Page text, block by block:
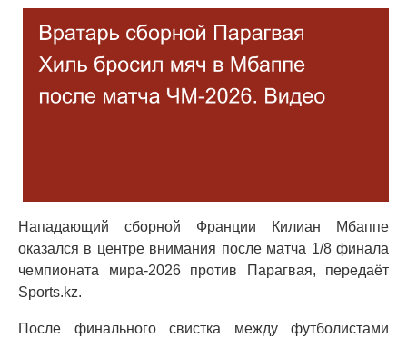
Нападающий сборной Франции Килиан Мбаппе
оказался в центре внимания после матча 1/8 финала
чемпионата мира-2026 против Парагвая, передаёт
Sports.kz.
После финального свистка между футболистами